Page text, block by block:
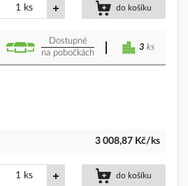
ks do košíku
Dostupné
na pobočkách
3 ks
3 008,87 Kč/ks
ks do košíku